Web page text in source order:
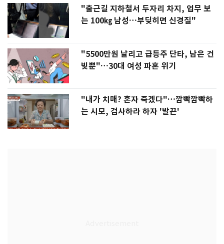
"출근길 지하철서 두자리 차지, 업무 보
는 100㎏ 남성…부딪히면 신경질"
"5500만원 날리고 급등주 단타, 남은 건
빚뿐"…30대 여성 파혼 위기
"내가 치매? 혼자 죽겠다"…깜빡깜빡하
는 시모, 검사하라 하자 '발끈'